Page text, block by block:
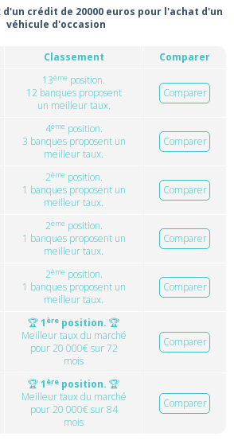
crédit de 20000 euros pour l'achat d'un
véhicule d'occasion
Classement Comparer
13ème position.
12 banques proposent
un meilleur taux.
Comparer
4èmeposition.
3 banques proposent un
meilleur taux.
Comparer
2èmeposition.
1 banques proposent un
meilleur taux.
Comparer
2èmeposition.
1 banques proposent un
meilleur taux.
Comparer
2èmeposition.
1 banques proposent un
meilleur taux.
Comparer
🏆1 ère position. 🏆
Meilleur taux du marché
pour 20 000€ sur 72
mois
Comparer
🏆1 ère position. 🏆
Meilleur taux du marché
pour 20 000€ sur 84
mois
Comparer